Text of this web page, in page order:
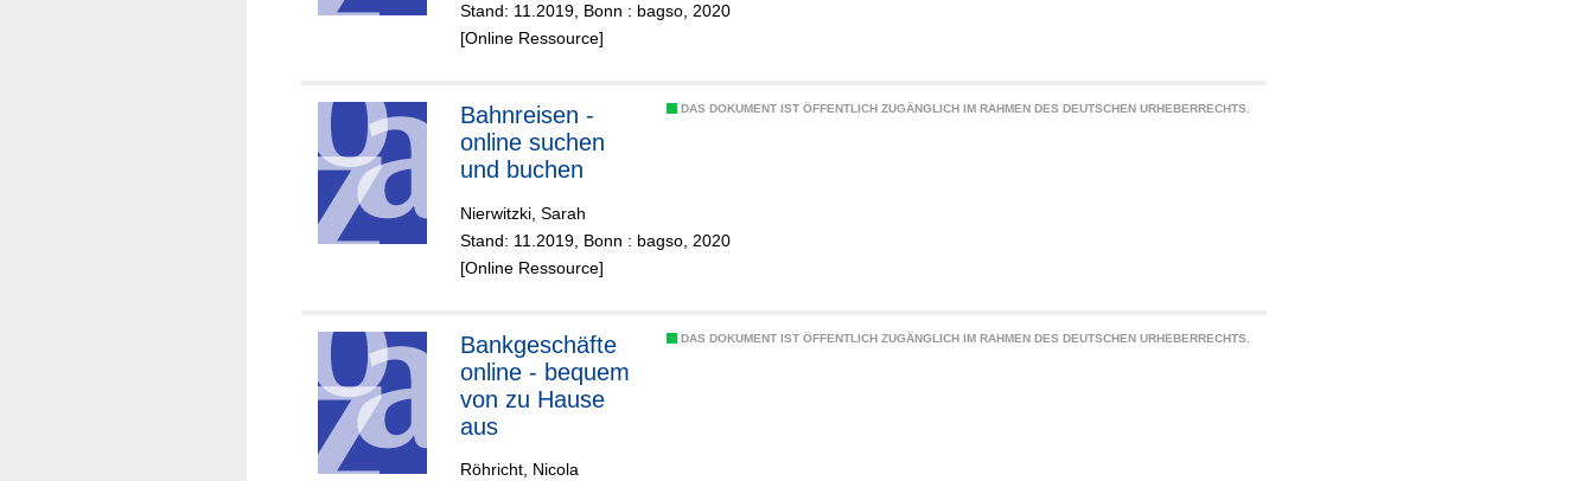
Stand: 11.2019, Bonn : bagso, 2020
[Online Ressource]
DAS DOKUMENT IST ÖFFENTLICH ZUGÄNGLICH IM RAHMEN DES DEUTSCHEN URHEBERRECHTS.
Bahnreisen -
online suchen
und buchen
Nierwitzki, Sarah
Stand: 11.2019, Bonn : bagso, 2020
[Online Ressource]
DAS DOKUMENT IST ÖFFENTLICH ZUGÄNGLICH IM RAHMEN DES DEUTSCHEN URHEBERRECHTS.
Bankgeschäfte
online - bequem
von zu Hause
aus
Röhricht, Nicola